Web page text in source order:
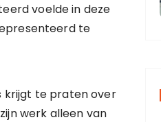
voelde in deze
te
krijgt te praten over
werk alleen van